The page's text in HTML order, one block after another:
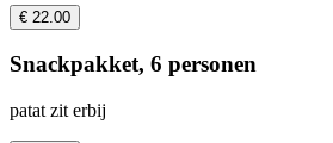
€ 22.00
Snackpakket, 6 personen
patat zit erbij